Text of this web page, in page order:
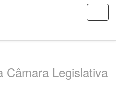
Câmara Legislativa